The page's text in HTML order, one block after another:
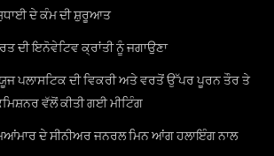
ਦੇ ਕੰਮ ਦੀ ਸ਼ੁਰੂਆਤ
ਦੀ ਇਨੋਵੇਟਿਵ ਕ੍ਰਾਂਤੀ ਨੂੰ ਜਗਾਉਣਾ
ਪਲਾਸਟਿਕ ਦੀ ਵਿਕਰੀ ਅਤੇ ਵਰਤੋਂ ਉੱਪਰ ਪੂਰਨ ਤੌਰ ਤੇ
ਵੱਲੋਂ ਕੀਤੀ ਗਈ ਮੀਟਿੰਗ
ਦੇ ਸੀਨੀਅਰ ਜਨਰਲ ਮਿਨ ਆਂਗ ਹਲਾਇੰਗ ਨਾਲ